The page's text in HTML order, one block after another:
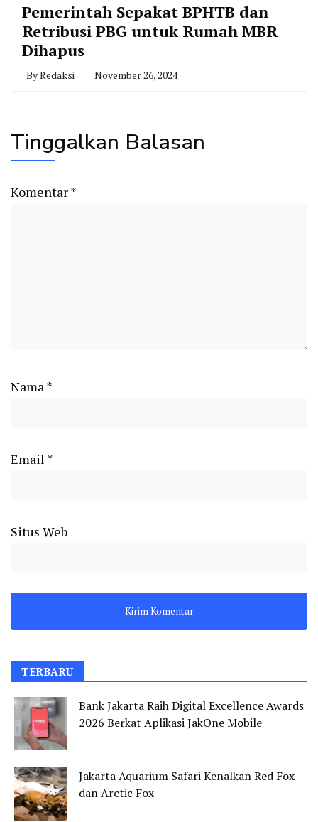
Pemerintah Sepakat BPHTB dan
Retribusi PBG untuk Rumah MBR
Dihapus
ByRedaksi November 26, 2024
Tinggalkan Balasan
Komentar*
Nama*
Email *
Situs Web
TERBARU
Bank Jakarta Raih Digital Excellence Awards
2026 Berkat Aplikasi JakOne Mobile
Jakarta Aquarium Safari Kenalkan Red Fox
dan Arctic Fox